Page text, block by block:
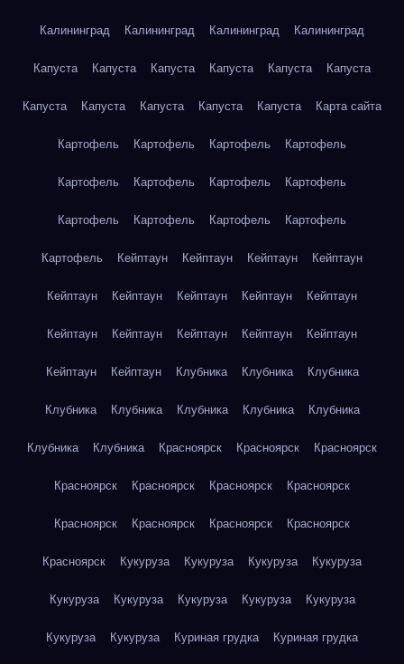
Калининград Калининград Калининград Калининград
Капуста Капуста Капуста Капуста Капуста Капуста
Капуста Капуста Капуста Капуста Капуста Карта сайта
Картофель Картофель Картофель Картофель
Картофель Картофель Картофель Картофель
Картофель Картофель Картофель Картофель
Картофель Кейптаун Кейптаун Кейптаун Кейптаун
Кейптаун Кейптаун Кейптаун Кейптаун Кейптаун
Кейптаун Кейптаун Кейптаун Кейптаун Кейптаун
Кейптаун Кейптаун Клубника Клубника Клубника
Клубника Клубника Клубника Клубника Клубника
Клубника Клубника Красноярск Красноярск Красноярск
Красноярск Красноярск Красноярск Красноярск
Красноярск Красноярск Красноярск Красноярск
Красноярск Кукуруза Кукуруза Кукуруза Кукуруза
Кукуруза Кукуруза Кукуруза Кукуруза Кукуруза
Кукуруза Кукуруза Куриная грудка Куриная грудка